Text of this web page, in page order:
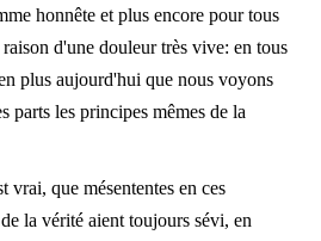
honnête et plus encore pour tous
d'une douleur très vive: en tous
plus aujourd'hui que nous voyons
parts les principes mêmes de la
vrai, que mésententes en ces
la vérité aient toujours sévi, en